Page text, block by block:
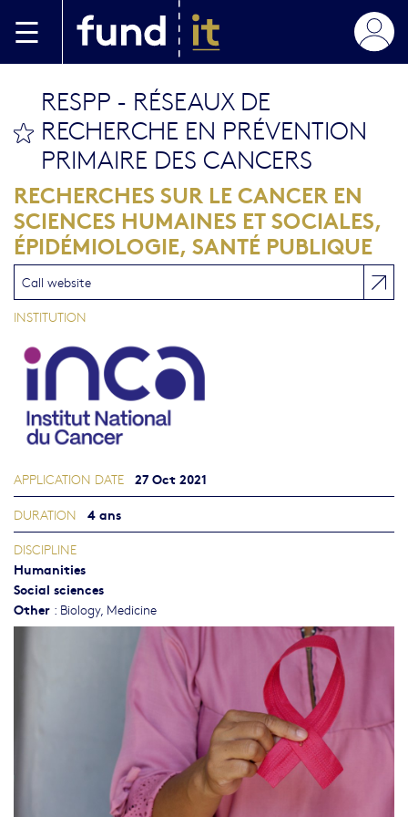
bookmark this
RESPP - RÉSEAUX DE
RECHERCHE EN PRÉVENTION
PRIMAIRE DES CANCERS
RECHERCHES SUR LE CANCER EN
SCIENCES HUMAINES ET SOCIALES,
ÉPIDÉMIOLOGIE, SANTÉ PUBLIQUE
Call website
INSTITUTION
APPLICATION DATE 27 Oct 2021
DURATION 4 ans
DISCIPLINE
Humanities
Social sciences
Other : Biology, Medicine